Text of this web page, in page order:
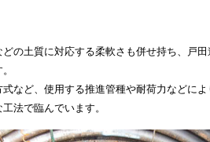
の土質に対応する柔軟さも併せ持ち、
など、使用する推進管種や耐荷力などに
法で臨んでいます。